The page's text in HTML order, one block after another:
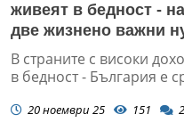
живеят в бедност -
две жизнено важни
безопасни санитарни
В страните с високи
в бедност - България е
20 ноември 25 151 2